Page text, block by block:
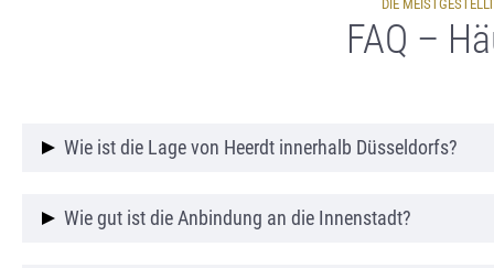
DIE
FAQ –
Wie ist die Lage von Heerdt innerhalb Düsseldorfs?
Heerdt liegt linksrheinisch im Westen Düsseldorfs
Wie gut ist die Anbindung an die Innenstadt?